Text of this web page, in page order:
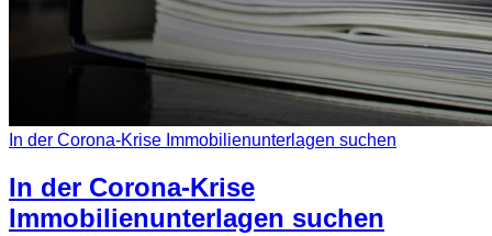
In der Corona-Krise Immobilienunterlagen suchen
In der Corona-Krise
Immobilienunterlagen suchen